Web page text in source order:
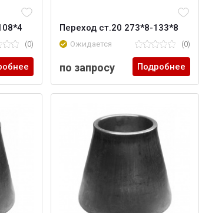
(0)
Переход ст.20 273*8-133*8
Ожидается (0)
по запросу Подробнее